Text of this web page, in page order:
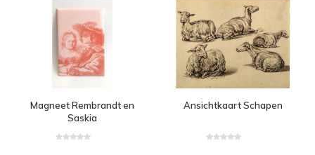
Magneet Rembrandt en
Saskia
Ansichtkaart Schapen